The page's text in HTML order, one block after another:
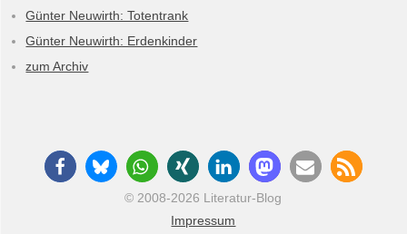
Günter Neuwirth: Totentrank
Günter Neuwirth: Erdenkinder
zum Archiv
© 2008-2026 Literatur-Blog
Impressum